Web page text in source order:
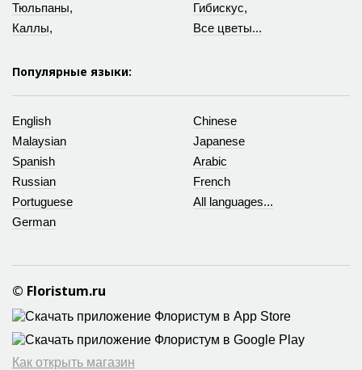
Тюльпаны,
Каллы,
Гибискус,
Все цветы...
Популярные языки:
English
Malaysian
Chinese
Japanese
Spanish
Russian
Arabic
French
Portuguese
German
All languages...
© Floristum.ru
Как открыть магазин